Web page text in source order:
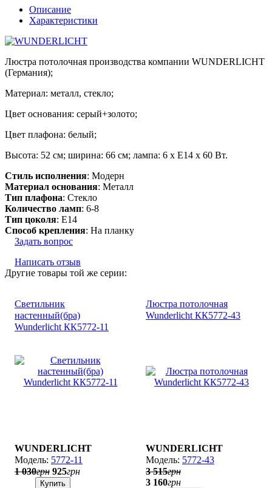
Описание
Характеристики
Люстра потолочная производства компании WUNDERLICHT
(Германия);
Материал: металл, стекло;
Цвет основания: серый+золото;
Цвет плафона: белый;
Высота: 52 см; ширина: 66 см; лампа: 6 х Е14 х 60 Вт.
Стиль исполнения: Модерн
Материал основания: Металл
Тип плафона: Стекло
Количество ламп: 6-8
Тип цоколя: E14
Способ крепления: На планку
Задать вопрос
Написать отзыв
Другие товары той же серии:
Светильник
настенный(бра)
Wunderlicht КК5772-11
WUNDERLICHT
5772-11
1 030грн 925грн
Купить
Люстра потолочная
Wunderlicht КК5772-43
WUNDERLICHT
5772-43
3 515грн
3 160грн